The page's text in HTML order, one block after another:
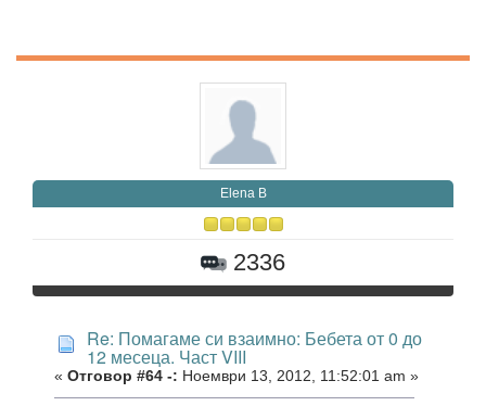
Elena B
2336
Re: Помагаме си взаимно: Бебета от 0 до
12 месеца. Част VIII
« Отговор #64 -: Ноември 13, 2012, 11:52:01 am »